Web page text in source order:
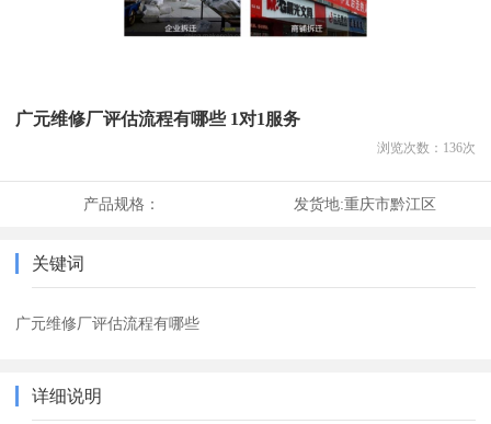
广元维修厂评估流程有哪些 1对1服务
浏览次数： 136次
产品规格： 发货地:重庆市黔江区
关键词
广元维修厂评估流程有哪些
详细说明